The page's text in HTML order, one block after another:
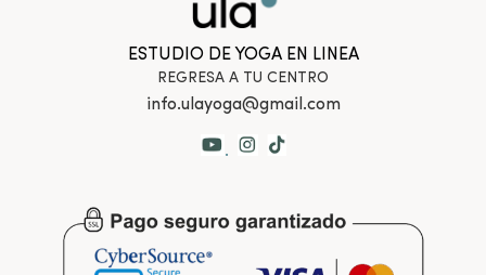
ESTUDIO DE YOGA EN LINEA
REGRESA A TU CENTRO
info.ulayoga@gmail.com
.